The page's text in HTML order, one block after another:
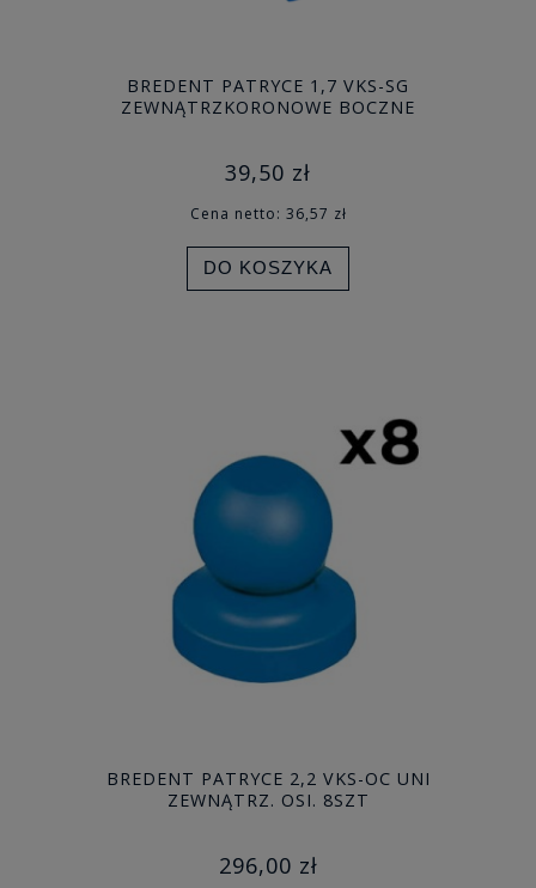
BREDENT PATRYCE 1,7 VKS-SG
ZEWNĄTRZKORONOWE BOCZNE
39,50 zł
Cena netto: 36,57 zł
DO KOSZYKA
BREDENT PATRYCE 2,2 VKS-OC UNI
ZEWNĄTRZ. OSI. 8SZT
296,00 zł